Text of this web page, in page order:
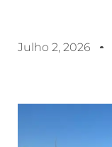
Julho 2, 2026